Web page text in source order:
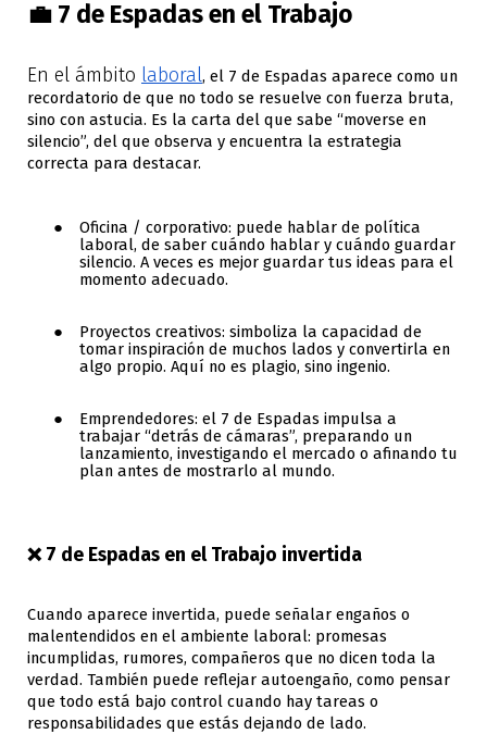
💼 7 de Espadas en el Trabajo
En el ámbito laboral, el 7 de Espadas aparece como un
recordatorio de que no todo se resuelve con fuerza bruta,
sino con astucia. Es la carta del que sabe “moverse en
silencio”, del que observa y encuentra la estrategia
correcta para destacar.
Oficina / corporativo: puede hablar de política
laboral, de saber cuándo hablar y cuándo guardar
silencio. A veces es mejor guardar tus ideas para el
momento adecuado.
Proyectos creativos: simboliza la capacidad de
tomar inspiración de muchos lados y convertirla en
algo propio. Aquí no es plagio, sino ingenio.
Emprendedores: el 7 de Espadas impulsa a
trabajar “detrás de cámaras”, preparando un
lanzamiento, investigando el mercado o afinando tu
plan antes de mostrarlo al mundo.
❌ 7 de Espadas en el Trabajo invertida
Cuando aparece invertida, puede señalar engaños o
malentendidos en el ambiente laboral: promesas
incumplidas, rumores, compañeros que no dicen toda la
verdad. También puede reflejar autoengaño, como pensar
que todo está bajo control cuando hay tareas o
responsabilidades que estás dejando de lado.